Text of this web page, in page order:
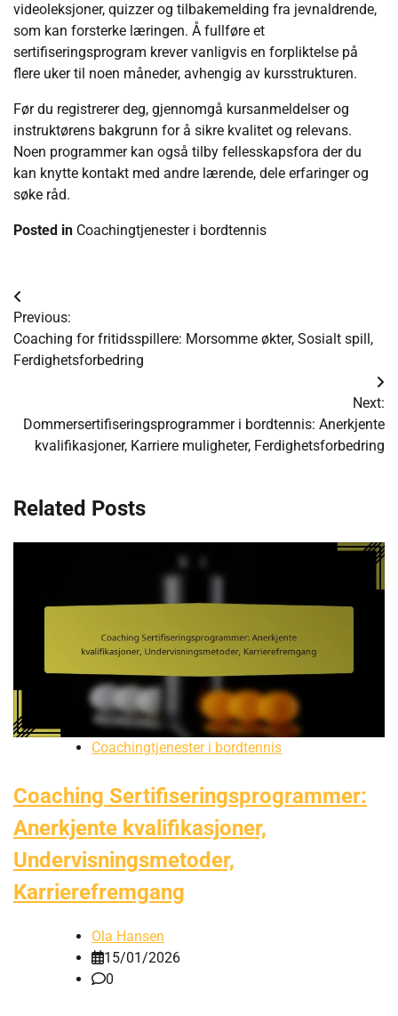
videoleksjoner, quizzer og tilbakemelding fra jevnaldrende,
som kan forsterke læringen. Å fullføre et
sertifiseringsprogram krever vanligvis en forpliktelse på
flere uker til noen måneder, avhengig av kursstrukturen.
Før du registrerer deg, gjennomgå kursanmeldelser og
instruktørens bakgrunn for å sikre kvalitet og relevans.
Noen programmer kan også tilby fellesskapsfora der du
kan knytte kontakt med andre lærende, dele erfaringer og
søke råd.
Posted in Coachingtjenester i bordtennis
Post
navigation
Previous:
Coaching for fritidsspillere: Morsomme økter, Sosialt spill,
Ferdighetsforbedring
Next:
Dommersertifiseringsprogrammer i bordtennis: Anerkjente
kvalifikasjoner, Karriere muligheter, Ferdighetsforbedring
Related Posts
Coachingtjenester i bordtennis
Coaching Sertifiseringsprogrammer:
Anerkjente kvalifikasjoner,
Undervisningsmetoder,
Karrierefremgang
Ola Hansen
15/01/2026
0